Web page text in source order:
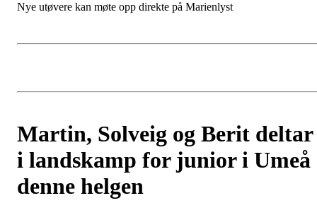
Nye utøvere kan møte opp direkte på Marienlyst
Martin, Solveig og Berit deltar
i landskamp for junior i Umeå
denne helgen